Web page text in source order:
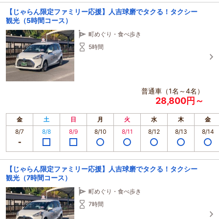
【じゃらん限定ファミリー応援】人吉球磨でタクる！タクシー
観光（5時間コース）
町めぐり・食べ歩き
5時間
普通車（1名～4名）
28,800円～
金 土 日 月 火 水 木
金
8/7
8/8 8/9 8/10 8/11 8/12 8/13 8/14
【じゃらん限定ファミリー応援】人吉球磨でタクる！タクシー
観光（7時間コース）
町めぐり・食べ歩き
7時間